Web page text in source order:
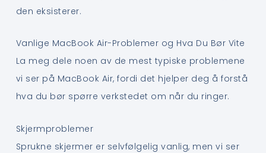
den eksisterer.
Vanlige MacBook Air-Problemer og Hva Du Bør Vite
La meg dele noen av de mest typiske problemene
vi ser på MacBook Air, fordi det hjelper deg å forstå
hva du bør spørre verkstedet om når du ringer.
Skjermproblemer
Sprukne skjermer er selvfølgelig vanlig, men vi ser